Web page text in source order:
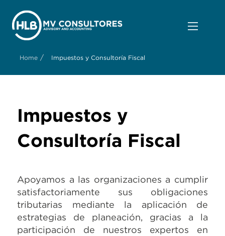
Home / Impuestos y Consultoría Fiscal
Impuestos y
Consultoría Fiscal
Apoyamos a las organizaciones a cumplir
satisfactoriamente sus obligaciones
tributarias mediante la aplicación de
estrategias de planeación, gracias a la
participación de nuestros expertos en